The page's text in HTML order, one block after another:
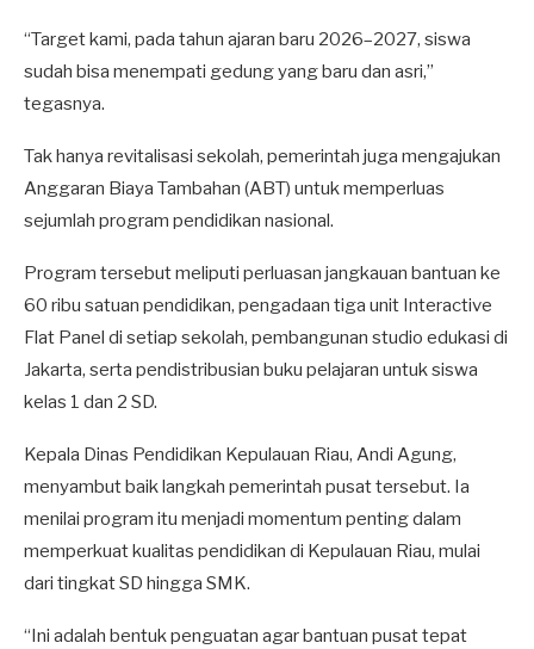
“Target kami, pada tahun ajaran baru 2026–2027, siswa
sudah bisa menempati gedung yang baru dan asri,”
tegasnya.
Tak hanya revitalisasi sekolah, pemerintah juga mengajukan
Anggaran Biaya Tambahan (ABT) untuk memperluas
sejumlah program pendidikan nasional.
Program tersebut meliputi perluasan jangkauan bantuan ke
60 ribu satuan pendidikan, pengadaan tiga unit Interactive
Flat Panel di setiap sekolah, pembangunan studio edukasi di
Jakarta, serta pendistribusian buku pelajaran untuk siswa
kelas 1 dan 2 SD.
Kepala Dinas Pendidikan Kepulauan Riau, Andi Agung,
menyambut baik langkah pemerintah pusat tersebut. Ia
menilai program itu menjadi momentum penting dalam
memperkuat kualitas pendidikan di Kepulauan Riau, mulai
dari tingkat SD hingga SMK.
“Ini adalah bentuk penguatan agar bantuan pusat tepat